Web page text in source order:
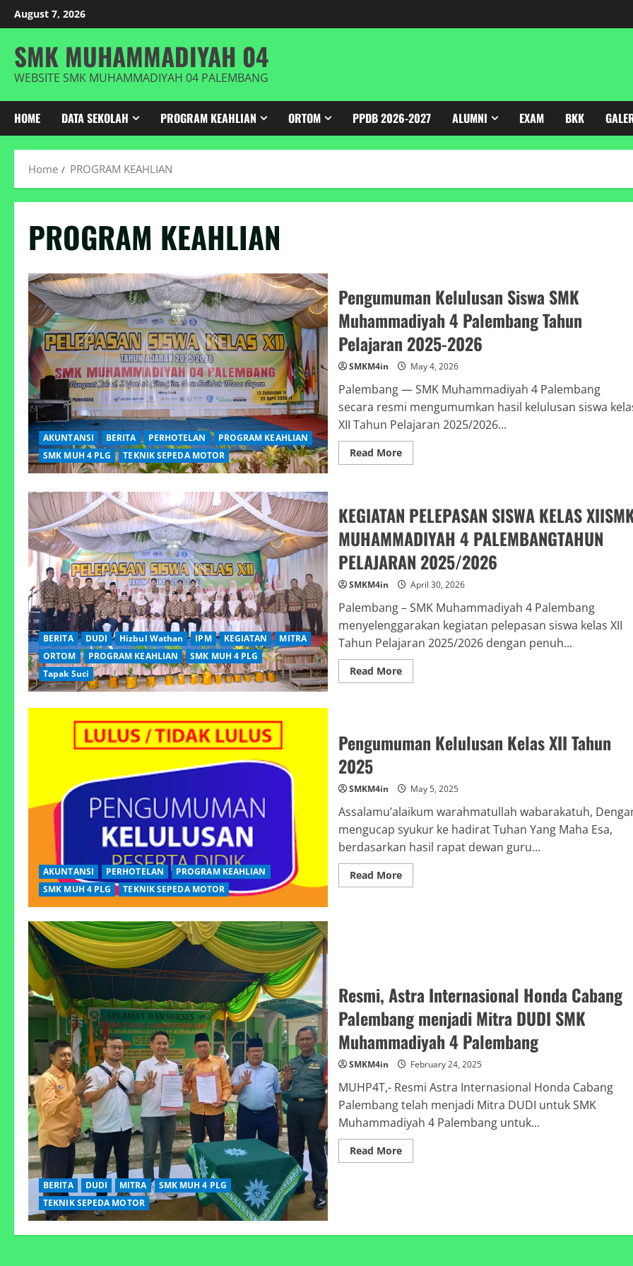
Skip
to
content
August 7, 2026
SMK MUHAMMADIYAH 04
WEBSITE SMK MUHAMMADIYAH 04 PALEMBANG
HOME DATA SEKOLAH PROGRAM KEAHLIAN ORTOM PPDB 2026-2027 ALUMNI EXAM BKK
Home PROGRAM KEAHLIAN
PROGRAM KEAHLIAN
AKUNTANSI BERITA PERHOTELAN
PROGRAM KEAHLIAN
SMK MUH 4 PLG
TEKNIK SEPEDA MOTOR
Pengumuman Kelulusan Siswa SMK
Muhammadiyah 4 Palembang Tahun
Pelajaran 2025-2026
SMKM4in May 4, 2026
Palembang — SMK Muhammadiyah 4 Palembang
secara resmi mengumumkan hasil kelulusan siswa
XII Tahun Pelajaran 2025/2026...
Read MoreRead
more
SMK
Muhammadiyah
4
Palembang
Tahun
Pelajaran
2025-
2026
BERITA DUDI Hizbul Wathan IPM KEGIATAN
MITRA
ORTOM
PROGRAM KEAHLIAN
SMK MUH 4 PLG
Tapak Suci
KEGIATAN PELEPASAN SISWA KELAS
MUHAMMADIYAH 4 PALEMBANGTAHUN
PELAJARAN 2025/2026
SMKM4in April 30, 2026
Palembang – SMK Muhammadiyah 4 Palembang
menyelenggarakan kegiatan pelepasan siswa kelas XII
Tahun Pelajaran 2025/2026 dengan penuh...
Read MoreRead
more
XIISMK
MUHAMMADIYAH
2025/2026
AKUNTANSI PERHOTELAN
PROGRAM KEAHLIAN
SMK MUH 4 PLG
TEKNIK SEPEDA MOTOR
Pengumuman Kelulusan Kelas XII Tahun
2025
SMKM4in May 5, 2025
Assalamu’alaikum warahmatullah wabarakatuh,
mengucap syukur ke hadirat Tuhan Yang Maha Esa,
berdasarkan hasil rapat dewan guru...
Read MoreRead
more
BERITA DUDI MITRA
SMK MUH 4 PLG
TEKNIK SEPEDA MOTOR
Resmi, Astra Internasional Honda Cabang
Palembang menjadi Mitra DUDI SMK
Muhammadiyah 4 Palembang
SMKM4in February 24, 2025
MUHP4T,- Resmi Astra Internasional Honda Cabang
Palembang telah menjadi Mitra DUDI untuk SMK
Muhammadiyah 4 Palembang untuk...
Read MoreRead
more
menjadi